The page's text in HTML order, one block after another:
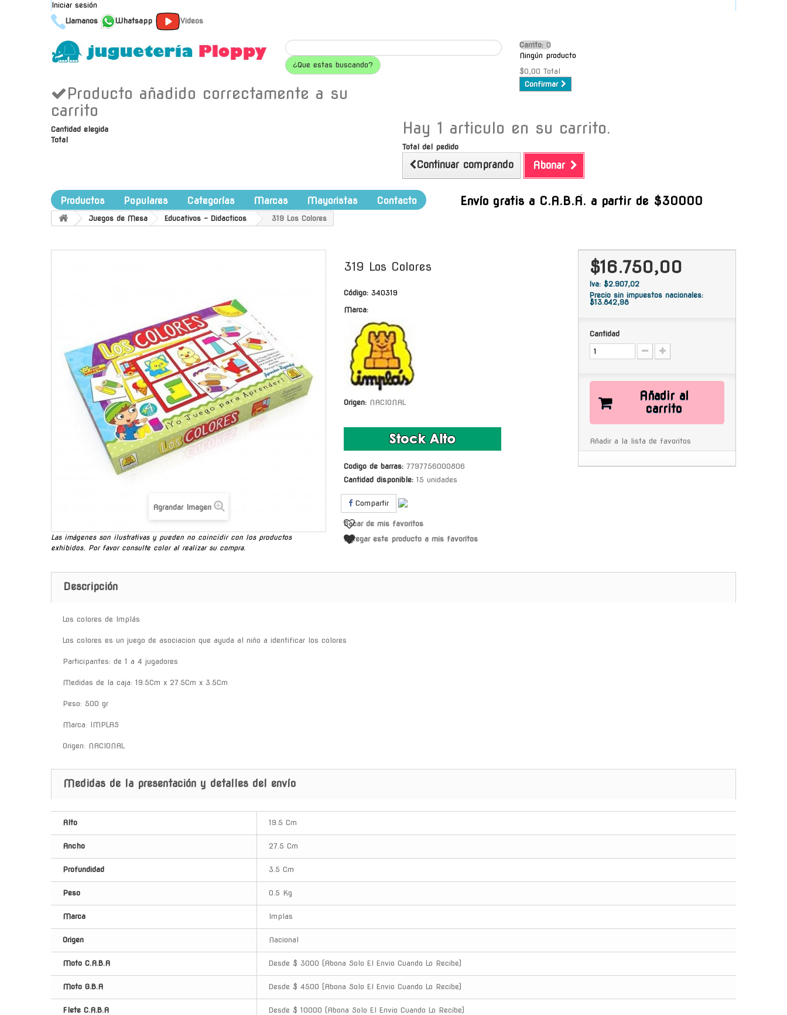
Iniciar sesión
Llamanos
Whatsapp Videos
¿Que estas buscando?
Carrito: O
Ningún producto
$0,00 Total
Confirmar
Producto añadido correctamente a su
carrito
Cantidad elegida
Total
Hay 1 articulo en su carrito.
Total del pedido
Continuar comprando Abonar
Productos Populares Categorías Marcas Mayoristas Contacto
-
Envío gratis a C.A.B.A. a partir de $30000
Juegos de Mesa Educativos - Didacticos 319 Los Colores
Agrandar Imagen
Las imágenes son ilustrativas y pueden no coincidir con los productos
exhibidos. Por favor consulte color al realizar su compra.
319 Los Colores
Código: 340319
Marca:
Origen: NACIONAL
Codigo de barras: 7797756000806
Cantidad disponible: 15 unidades
Compartir
Sacar de mis favoritos
Agregar este producto a mis favoritos
$16.750,00
Iva: $2.907,02
Precio sin impuestos nacionales:
$13.842,98
Cantidad
Añadir al
carrito
Añadir a la lista de favoritos
Descripción
Los colores de Implás
Los colores es un juego de asociacion que ayuda al niño a identificar los colores
Participantes: de 1 a 4 jugadores
Medidas de la caja: 19.5Cm x 27.5Cm x 3.5Cm
Peso: 500 gr
Marca: IMPLAS
Origen: NACIONAL
Medidas de la presentación y detalles del envío
Alto 19.5 Cm
Ancho 27.5 Cm
Profundidad 3.5 Cm
Peso 0.5 Kg
Marca Implas
Origen Nacional
Moto C.A.B.A Desde $ 3000 (Abona Solo El Envio Cuando Lo Recibe)
Moto G.B.A Desde $ 4500 (Abona Solo El Envio Cuando Lo Recibe)
Flete C.A.B.A Desde $ 10000 (Abona Solo El Envio Cuando Lo Recibe)